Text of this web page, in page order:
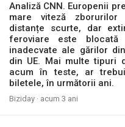
Analiză CNN. Europenii
mare viteză
distanțe scurte, dar
feroviare este blocată
inadecvate ale gărilor
din UE. Mai multe tipuri
acum în teste, ar
biletele, în următorii ani.
Biziday · acum 3 ani